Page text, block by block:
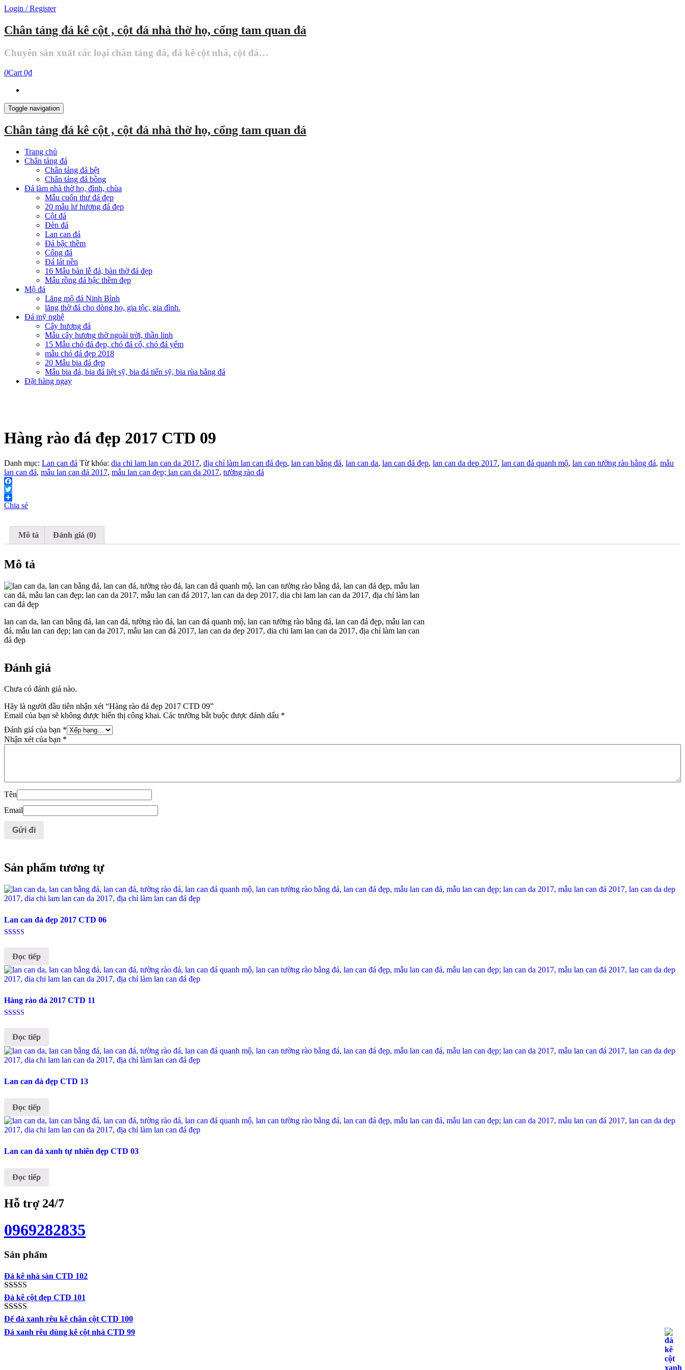
Skip
the
content
Login / Register
Chân tảng đá kê cột , cột đá nhà thờ họ, cổng tam quan đá
Chuyên sản xuất các loại chân tảng đá, đá kê cột nhà, cột đá…
0Cart 0₫
Toggle navigation
Chân tảng đá kê cột , cột đá nhà thờ họ, cổng tam quan đá
Trang chủ
Chân tảng đá
Chân tảng đá bệt
Chân tảng đá bồng
Đá làm nhà thờ họ, đình, chùa
Mẫu cuốn thư đá đẹp
20 mẫu lư hương đá đẹp
Cột đá
Đèn đá
Lan can đá
Đá bậc thềm
Cổng đá
Đá lát nền
16 Mẫu bàn lễ đá, bàn thờ đá đẹp
Mẫu rồng đá bậc thềm đẹp
Mộ đá
Lăng mộ đá Ninh Bình
lăng thờ đá cho dòng họ, gia tộc, gia đình.
Đá mỹ nghệ
Cây hương đá
Mẫu cây hương thờ ngoài trời, thần linh
15 Mẫu chó đá đẹp, chó đá cổ, chó đá yểm
mẫu chó đá đẹp 2018
20 Mẫu bia đá đẹp
Mẫu bia đá, bia đá liệt sỹ, bia đá tiến sỹ, bia rùa bằng đá
Đặt hàng ngay
Hàng rào đá đẹp 2017 CTD 09
Danh mục: Lan can đá Từ khóa: dia chi lam lan can da 2017, địa chỉ làm lan can đá đẹp, lan can bằng đá, lan can da, lan can đá đẹp, lan can da dep 2017, lan can đá quanh mộ, lan can tường rào bằng đá, mẫu
lan can đá, mẫu lan can đá 2017, mẫu lan can đẹp; lan can da 2017, tường rào đá
Facebook
Twitter
Chia sẻ
Mô tả Đánh giá (0)
Mô tả
lan can da, lan can bằng đá, lan can đá, tường rào đá, lan can đá quanh mộ, lan can tường rào bằng đá, lan can đá đẹp, mẫu lan can
đá, mẫu lan can đẹp; lan can da 2017, mẫu lan can đá 2017, lan can da dep 2017, dia chi lam lan can da 2017, địa chỉ làm lan can
đá đẹp
Đánh giá
Chưa có đánh giá nào.
Hãy là người đầu tiên nhận xét “Hàng rào đá đẹp 2017 CTD 09”
Email của bạn sẽ không được hiển thị công khai. Các trường bắt buộc được đánh dấu *
Đánh giá của bạn *
Nhận xét của bạn *
Tên
Email
Sản phẩm tương tự
Lan can đá đẹp 2017 CTD 06
5.00Đọc tiếp
Hàng rào đá 2017 CTD 11
5.00Đọc tiếp
Lan can đá đẹp CTD 13
Đọc tiếp
Lan can đá xanh tự nhiên đẹp CTD 03
Đọc tiếp
Hỗ trợ 24/7
0969282835
Sản phẩm
Đá kê nhà sàn CTD 102
Được xếp
hạng5.00
sao
Đá kê cột đẹp CTD 101
Được xếp
5
sao
Đế đá xanh rêu kê chân cột CTD 100
Đá xanh rêu dùng kê cột nhà CTD 99